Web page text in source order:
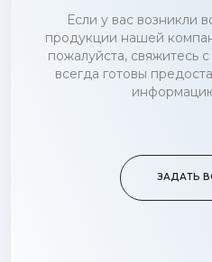
Если у вас возникли
продукции нашей
пожалуйста,
всегда готовы
ЗАДАТЬ